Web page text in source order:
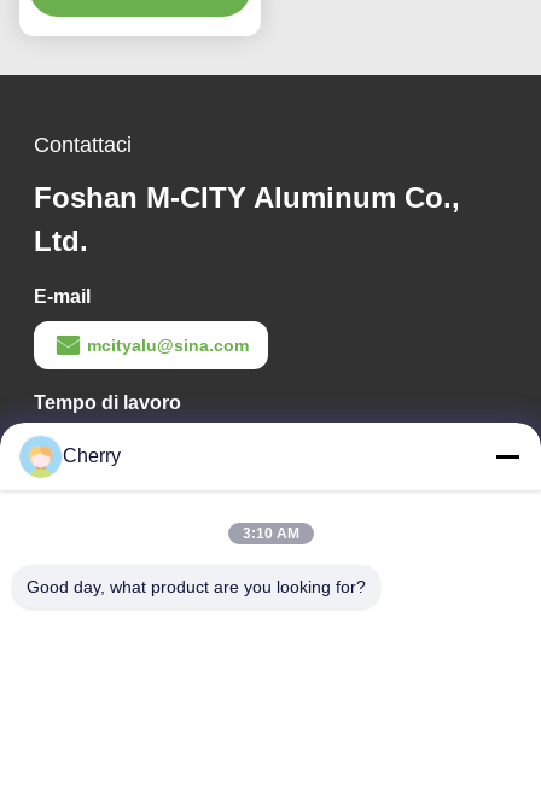
personalizzate e
di climatizzazione esterne
Contattaci
Foshan M-CITY Aluminum Co.,
Ltd.
E-mail
mcityalu@sina.com
Tempo di lavoro
8:00-22:00
Il nostro indirizzo
P.R.China.
Cherry
3:10 AM
Good day, what product are you looking for?